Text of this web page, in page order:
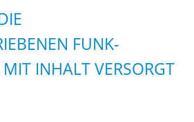
FUNK-
INHALT VERSORGT